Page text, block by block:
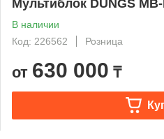
Мультиблок DUNGS
В наличии
Код: 226562
Розница
от 630 000 ₸